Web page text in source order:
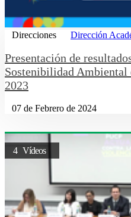
Direcciones Dirección
Presentación de
Sostenibilidad Ambiental
2023
07 de Febrero de 2024
4 Vídeos